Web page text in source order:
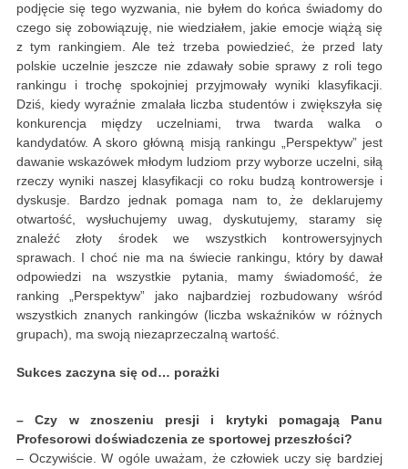
podjęcie się tego wyzwania, nie byłem do końca świadomy do
czego się zobowiązuję, nie wiedziałem, jakie emocje wiążą się
z tym rankingiem. Ale też trzeba powiedzieć, że przed laty
polskie uczelnie jeszcze nie zdawały sobie sprawy z roli tego
rankingu i trochę spokojniej przyjmowały wyniki klasyfikacji.
Dziś, kiedy wyraźnie zmalała liczba studentów i zwiększyła się
konkurencja między uczelniami, trwa twarda walka o
kandydatów. A skoro główną misją rankingu „Perspektyw” jest
dawanie wskazówek młodym ludziom przy wyborze uczelni, siłą
rzeczy wyniki naszej klasyfikacji co roku budzą kontrowersje i
dyskusje. Bardzo jednak pomaga nam to, że deklarujemy
otwartość, wysłuchujemy uwag, dyskutujemy, staramy się
znaleźć złoty środek we wszystkich kontrowersyjnych
sprawach. I choć nie ma na świecie rankingu, który by dawał
odpowiedzi na wszystkie pytania, mamy świadomość, że
ranking „Perspektyw” jako najbardziej rozbudowany wśród
wszystkich znanych rankingów (liczba wskaźników w różnych
grupach), ma swoją niezaprzeczalną wartość.
Sukces zaczyna się od… porażki
– Czy w znoszeniu presji i krytyki pomagają Panu
Profesorowi doświadczenia ze sportowej przeszłości?
– Oczywiście. W ogóle uważam, że człowiek uczy się bardziej